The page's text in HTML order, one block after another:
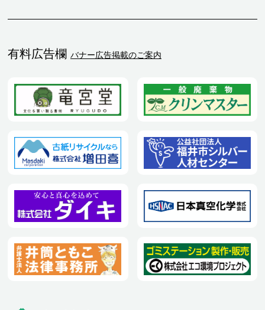
有料広告欄 バナー広告掲載のご案内